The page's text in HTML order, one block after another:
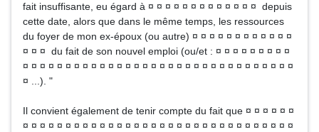
fait insuffisante, eu égard à ¤ ¤ ¤ ¤ ¤ ¤ ¤ ¤ ¤ ¤ ¤ ¤ ¤ depuis
cette date, alors que dans le même temps, les ressources
du foyer de mon ex-époux (ou autre) ¤ ¤ ¤ ¤ ¤ ¤ ¤ ¤ ¤ ¤ ¤ ¤
¤ ¤ ¤ du fait de son nouvel emploi (ou/et : ¤ ¤ ¤ ¤ ¤ ¤ ¤ ¤ ¤
¤ ¤ ¤ ¤ ¤ ¤ ¤ ¤ ¤ ¤ ¤ ¤ ¤ ¤ ¤ ¤ ¤ ¤ ¤ ¤ ¤ ¤ ¤ ¤ ¤ ¤ ¤ ¤ ¤ ¤ ¤ ¤
¤ ...). "
Il convient également de tenir compte du fait que ¤ ¤ ¤ ¤ ¤ ¤
¤ ¤ ¤ ¤ ¤ ¤ ¤ ¤ ¤ ¤ ¤ ¤ ¤ ¤ ¤ ¤ ¤ ¤ ¤ ¤ ¤ ¤ ¤ ¤ ¤ ¤ ¤ ¤ ¤ ¤ ¤ ¤